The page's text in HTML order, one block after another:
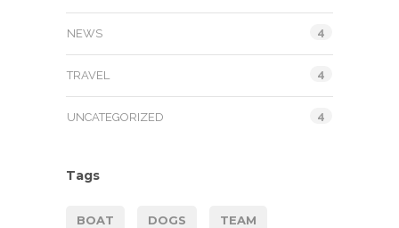
NEWS 4
TRAVEL 4
UNCATEGORIZED 4
Tags
BOAT DOGS TEAM